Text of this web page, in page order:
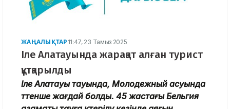
ЖАҢАЛЫҚТАР 11:47, 23 Тамыз 2025
Іле Алатауында жарақат алған турист
құтқарылды
Іле Алатауы тауында, Молодежный асуында
төтенше жағдай болды. 45 жастағы Бельгия